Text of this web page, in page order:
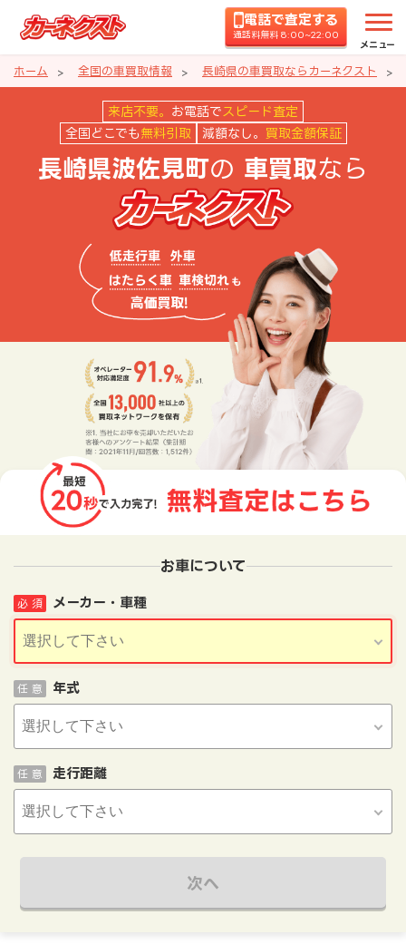
電話で査定する
通話料無料 8:00~22:00
メニュー
ホーム 全国の車買取情報 長崎県の車買取ならカーネクスト
長崎県波佐見町の車買取ならカ
来店不要。 お電話で スピード査定
全国どこでも 無料引取 減額なし。 買取金額保証
長崎県波佐見町の 車買取なら
お車について
メーカー・車種
必 須
年式
任 意
走行距離
任 意
次へ